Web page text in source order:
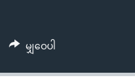
ကျော်မျှဝေပါ